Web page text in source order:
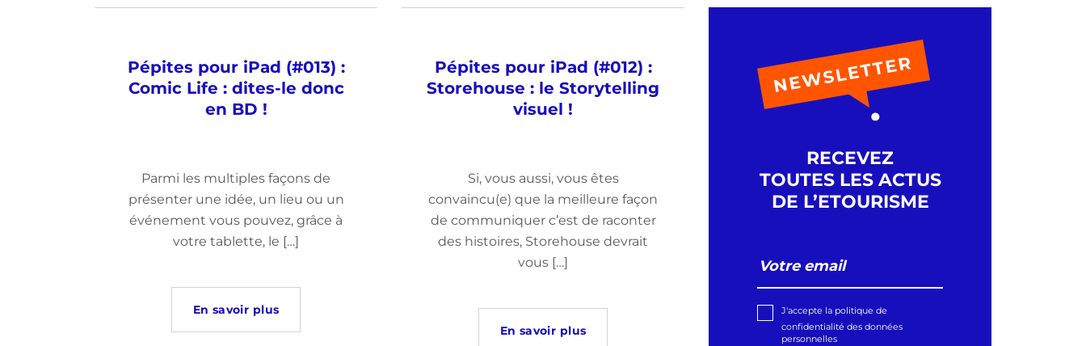
Pépites pour iPad (#013) :
Comic Life : dites-le donc
en BD !
Parmi les multiples façons de
présenter une idée, un lieu ou un
événement vous pouvez, grâce à
votre tablette, le […]
En savoir plus
Pépites pour iPad (#012) :
Storehouse : le Storytelling
visuel !
Si, vous aussi, vous êtes
convaincu(e) que la meilleure façon
de communiquer c’est de raconter
des histoires, Storehouse devrait
vous […]
En savoir plus
RECEVEZ
TOUTES LES ACTUS
DE L’ETOURISME
J'accepte la politique de
confidentialité des données
personnelles